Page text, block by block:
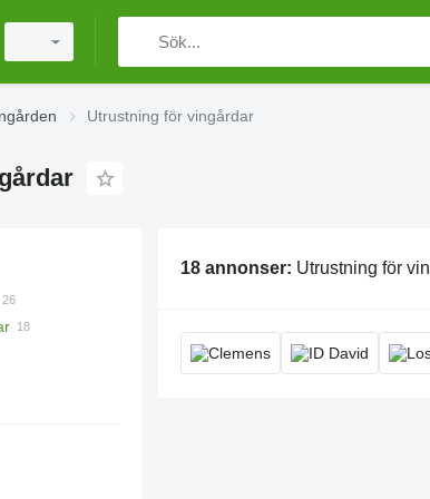
Utrustning för vingårdar
18 annonser: Utrustning för vingårdar